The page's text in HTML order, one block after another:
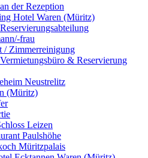
der Rezeption
Hotel Waren (Müritz)
frau
/ Zimmerreinigung
& Reservierung
Neustrelitz
(Müritz)
Leizen
Paulshöhe
Müritzpalais